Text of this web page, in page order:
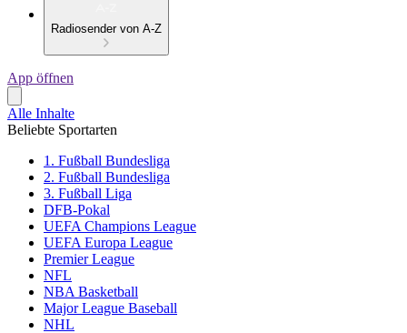
Radiosender von A-Z
App öffnen
Alle Inhalte
Beliebte Sportarten
1. Fußball Bundesliga
2. Fußball Bundesliga
3. Fußball Liga
DFB-Pokal
UEFA Champions League
UEFA Europa League
Premier League
NFL
NBA Basketball
Major League Baseball
NHL